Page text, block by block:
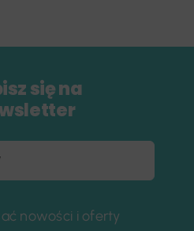
się na
nowości i oferty